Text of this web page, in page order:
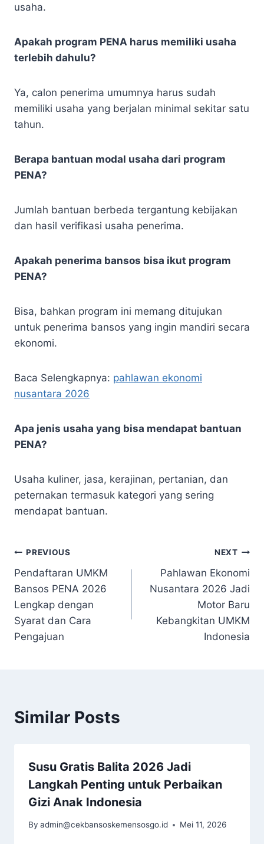
usaha.
Apakah program PENA harus memiliki usaha
terlebih dahulu?
Ya, calon penerima umumnya harus sudah
memiliki usaha yang berjalan minimal sekitar satu
tahun.
Berapa bantuan modal usaha dari program
PENA?
Jumlah bantuan berbeda tergantung kebijakan
dan hasil verifikasi usaha penerima.
Apakah penerima bansos bisa ikut program
PENA?
Bisa, bahkan program ini memang ditujukan
untuk penerima bansos yang ingin mandiri secara
ekonomi.
Baca Selengkapnya: pahlawan ekonomi
nusantara 2026
Apa jenis usaha yang bisa mendapat bantuan
PENA?
Usaha kuliner, jasa, kerajinan, pertanian, dan
peternakan termasuk kategori yang sering
mendapat bantuan.
Navigasi
pos
PREVIOUS
Pendaftaran UMKM
Bansos PENA 2026
Lengkap dengan
Syarat dan Cara
Pengajuan
NEXT
Pahlawan Ekonomi
Nusantara 2026 Jadi
Motor Baru
Kebangkitan UMKM
Indonesia
Similar Posts
Susu Gratis Balita 2026 Jadi
Langkah Penting untuk Perbaikan
Gizi Anak Indonesia
By admin@cekbansoskemensosgo.id Mei 11, 2026